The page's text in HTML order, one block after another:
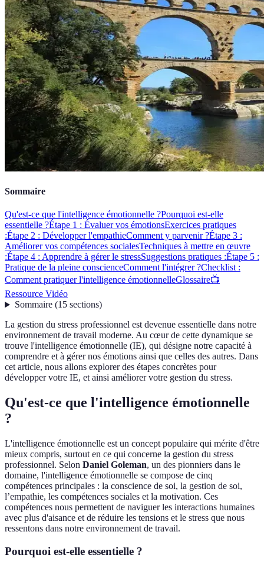
Sommaire
Qu'est-ce que l'intelligence émotionnelle ?Pourquoi est-elle
essentielle ?Étape 1 : Évaluer vos émotionsExercices pratiques
:Étape 2 : Développer l'empathieComment y parvenir ?Étape 3 :
Améliorer vos compétences socialesTechniques à mettre en œuvre
:Étape 4 : Apprendre à gérer le stressSuggestions pratiques :Étape 5 :
Pratique de la pleine conscienceComment l'intégrer ?Checklist :
Comment pratiquer l'intelligence émotionnelleGlossaire📺
Ressource Vidéo
Sommaire(15 sections)
La gestion du stress professionnel est devenue essentielle dans notre
environnement de travail moderne. Au cœur de cette dynamique se
trouve l'intelligence émotionnelle (IE), qui désigne notre capacité à
comprendre et à gérer nos émotions ainsi que celles des autres. Dans
cet article, nous allons explorer des étapes concrètes pour
développer votre IE, et ainsi améliorer votre gestion du stress.
Qu'est-ce que l'intelligence émotionnelle
?
L'intelligence émotionnelle est un concept populaire qui mérite d'être
mieux compris, surtout en ce qui concerne la gestion du stress
professionnel. Selon Daniel Goleman, un des pionniers dans le
domaine, l'intelligence émotionnelle se compose de cinq
compétences principales : la conscience de soi, la gestion de soi,
l’empathie, les compétences sociales et la motivation. Ces
compétences nous permettent de naviguer les interactions humaines
avec plus d'aisance et de réduire les tensions et le stress que nous
ressentons dans notre environnement de travail.
Pourquoi est-elle essentielle ?